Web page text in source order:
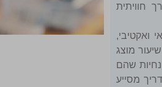
חוויתית
ואקטיבי,
מוצג
שהם
מסייע